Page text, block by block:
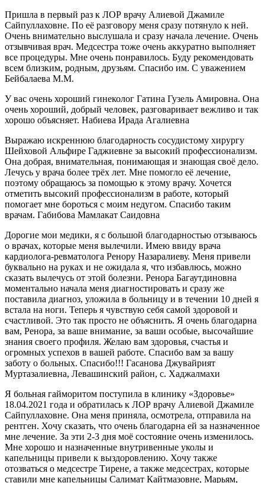
Пришла в первый раз к ЛОР врачу Алиевой Джамиле
Сайпуллаховне. По её разговору меня сразу потянуло к ней.
Очень внимательно выслушала и сразу начала лечение. Очень
отзывчивая врач. Медсестра тоже очень аккуратно выполняет
все процедуры. Мне очень понравилось. Буду рекомендовать
всем близким, родным, друзьям. Спасибо им. С уважением
Бейбалаева М.М.
У вас очень хороший гинеколог Гатина Гузель Амировна. Она
очень хороший, добрый человек, разговаривает вежливо и так
хорошо объясняет. Набиева Ирада Агалиевна
Выражаю искреннюю благодарность сосудистому хирургу
Шейховой Альфире Гаджиевне за высокий профессионализм.
Она добрая, внимательная, понимающая и знающая своё дело.
Лечусь у врача более трёх лет. Мне помогло её лечение,
поэтому обращаюсь за помощью к этому врачу. Хочется
отметить высокий профессионализм в работе, который
помогает мне бороться с моим недугом. Спасибо таким
врачам. Габибова Мамлакат Саидовна
Дорогие мои медики, я с большой благодарностью отзываюсь
о врачах, которые меня вылечили. Имею ввиду врача
кардиолога-ревматолога Ренору Назаралиеву. Меня привели
буквально на руках и не ожидала я, что избавлюсь, можно
сказать вылечусь от этой болезни. Ренора Багаутдиновна
моментально начала меня диагностировать и сразу же
поставила диагноз, уложила в больницу и в течении 10 дней я
встала на ноги. Теперь я чувствую себя самой здоровой и
счастливой. Это так просто не объяснить. Я очень благодарна
вам, Ренора, за ваше внимание, за ваши особые, высочайшие
знания своего профиля. Желаю вам здоровья, счастья и
огромных успехов в вашей работе. Спасибо вам за вашу
заботу о больных. Спасибо!!! Гасанова Джувайрият
Муртазалиевна, Левашинский район, с. Хаджалмахи
Я больная гайморитом поступила в клинику «Здоровье»
18.04.2021 года и обратилась к ЛОР врачу Алиевой Джамиле
Сайпуллаховне. Она меня приняла, осмотрела, отправила на
рентген. Хочу сказать, что очень благодарна ей за назначенное
мне лечение. За эти 2-3 дня моё состояние очень изменилось.
Мне хорошо и назначенные внутривенные уколы и
капельницы привели к выздоровлению. Хочу также
отозваться о медсестре Тирене, а также медсестрах, которые
ставили мне капельницы Салимат Кайтмазовне, Марьям,